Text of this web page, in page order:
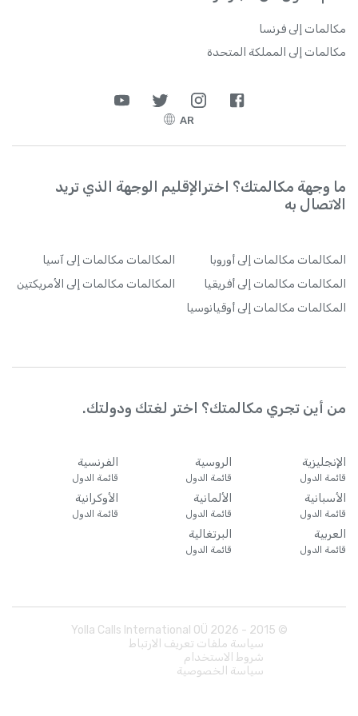
مكالمات إلى فرنسا
مكالمات إلى المملكة المتحدة
AR
ما وجهة مكالمتك؟ اخترالإقليم الوجهة الذي تريد
الاتصال به
المكالمات مكالمات إلى أوروبا المكالمات مكالمات إلى آسيا
المكالمات مكالمات إلى أفريقيا المكالمات مكالمات إلى الأمريكتين
المكالمات مكالمات إلى أوقيانوسيا
من أين تجري مكالمتك؟ اختر لغتك ودولتك.
الإنجليزية
قائمة الدول
الروسية
قائمة الدول
الفرنسية
قائمة الدول
الأسبانية
قائمة الدول
الألمانية
قائمة الدول
الأوكرانية
قائمة الدول
العربية
قائمة الدول
البرتغالية
قائمة الدول
© 2015 -
2026
سياسة ملفات تعريف الارتباط
شروط الاستخدام
سياسة الخصوصية